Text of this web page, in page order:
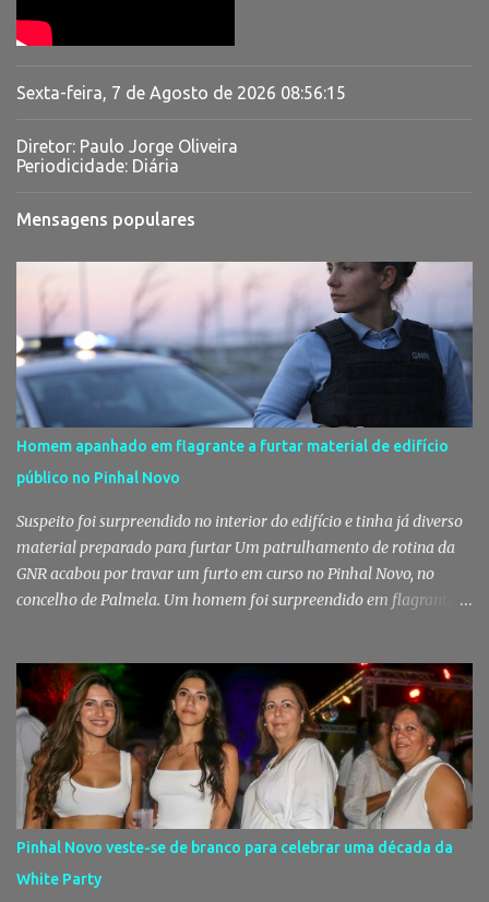
Sexta-feira, 7 de Agosto de 2026 08:56:16
Diretor: Paulo Jorge Oliveira
Periodicidade: Diária
Mensagens populares
Homem apanhado em flagrante a furtar material de edifício
público no Pinhal Novo
Suspeito foi surpreendido no interior do edifício e tinha já diverso
material preparado para furtar Um patrulhamento de rotina da
GNR acabou por travar um furto em curso no Pinhal Novo, no
concelho de Palmela. Um homem foi surpreendido em flagrante
militares da Guarda. Patrulhamento da GNR termina com
detenção por furto A detenção ocorreu no dia 4 de Agosto, - mas
divulgada só nesta quinta-feira - numa ação desenvolvida pelo
Posto Territorial de Pinhal Novo. Segundo a GNR, "no âmbito de
uma ação de patrulhamento, os militares da Guarda detetaram
uma viatura estacionada num local referenciado pela prática de
furtos e pelo consumo de estupefacientes", circunstância que
motivou a realização de diligências policiais. Foi no decorrer
dessas ações que os militares localizaram um suspeito no interior
Pinhal Novo veste-se de branco para celebrar uma década da
White Party